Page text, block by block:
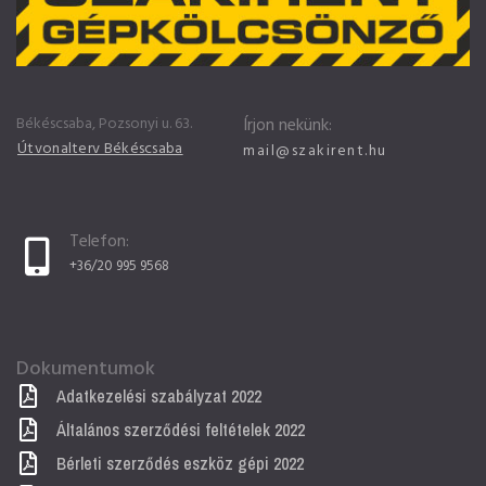
Békéscsaba, Pozsonyi u. 63.
Útvonalterv Békéscsaba
Írjon nekünk:
mail@szakirent.hu
Telefon:
+36/20 995 9568
Dokumentumok
Adatkezelési szabályzat 2022
Általános szerződési feltételek 2022
Bérleti szerződés eszköz gépi 2022